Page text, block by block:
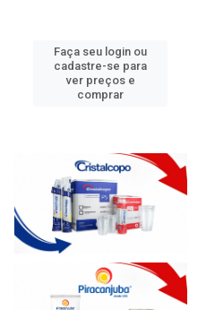
Faça seu login ou
cadastre-se para
ver preços e
comprar